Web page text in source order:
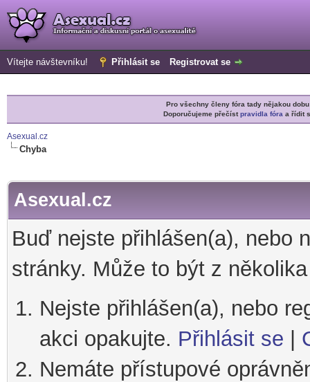
Vítejte návštevníku! Přihlásit se Registrovat se
Pro všechny členy fóra tady nějakou
Doporučujeme přečístpravidla fóra a řídit
Asexual.cz
Chyba
Asexual.cz
Buď nejste přihlášen(a), nebo
stránky. Může to být z
Nejste přihlášen(a), nebo
akci opakujte. Přihlásit se
Nemáte přístupové